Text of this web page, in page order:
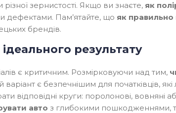
різної зернистості. Якщо ви знаєте, як
дефектами. Пам’ятайте, що як правильно
брендів.
результату
є критичним. Розмірковуючи над тим,
є безпечнішим для початківців,
відповідні круги: поролонові,
авто з глибокими пошкодженнями,